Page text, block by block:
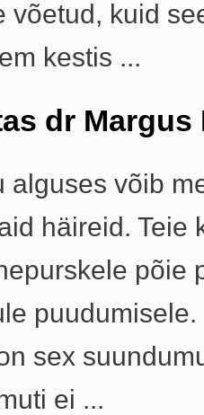
võetud, kuid
kestis ...
dr Margus
alguses võib
häireid. Teie
põie
puudumisele.
sex
ei ...